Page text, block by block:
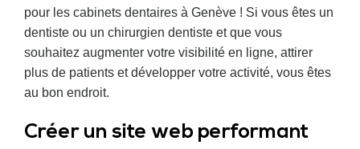
pour les cabinets dentaires à Genève ! Si vous êtes un
dentiste ou un chirurgien dentiste et que vous
souhaitez augmenter votre visibilité en ligne, attirer
plus de patients et développer votre activité, vous êtes
au bon endroit.
Créer un site web performant